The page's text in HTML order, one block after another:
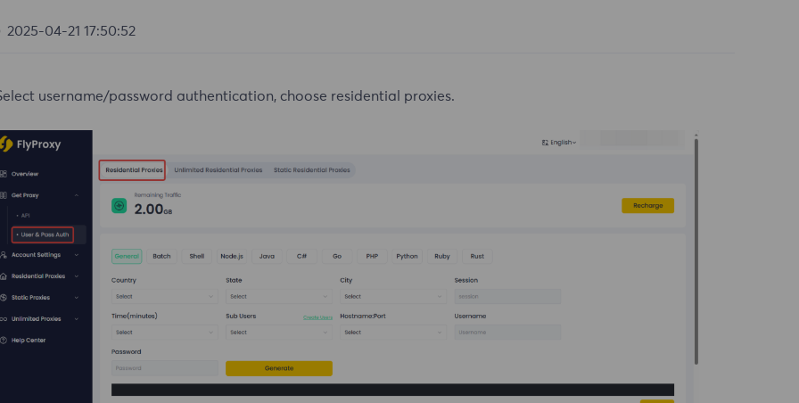
2025-04-21 17:50:52
username/password authentication, choose residential proxies.